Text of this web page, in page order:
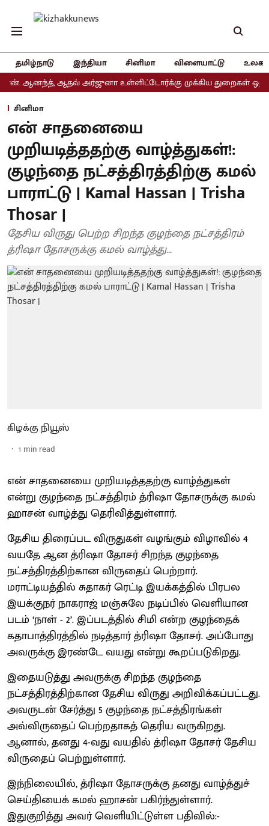
தமிழ்நாடு இந்தியா சினிமா விளையாட்டு
ஆதவ் அர்ஜுனா உள்ளிட்டோர்க்கு முக்கிய துறைகள் ஒதுக்கீடு
சினிமா
என் சாதனையை
முறியடித்ததற்கு வாழ்த்துகள்!:
குழந்தை நட்சத்திரத்திற்கு கமல்
பாராட்டு | Kamal Hassan | Trisha
Thosar |
தேசிய விருது பெற்ற சிறந்த குழந்தை நட்சத்திரம்
த்ரிஷா தோசருக்கு கமல் வாழ்த்து...
கிழக்கு நியூஸ்
1 min read
என் சாதனையை முறியடித்ததற்கு வாழ்த்துகள்
என்று குழந்தை நட்சத்திரம் த்ரிஷா தோசருக்கு கமல்
ஹாசன் வாழ்த்து தெரிவித்துள்ளார்.
தேசிய திரைப்பட விருதுகள் வழங்கும் விழாவில் 4
வயதே ஆன த்ரிஷா தோசர் சிறந்த குழந்தை
நட்சத்திரத்திற்கான விருதைப் பெற்றார்.
மராட்டியத்தில் சுதாகர் ரெட்டி இயக்கத்தில் பிரபல
இயக்குநர் நாகராஜ் மஞ்சுலே நடிப்பில் வெளியான
படம் ‘நாள் - 2’. இப்படத்தில் சிமி என்ற குழந்தைக்
கதாபாத்திரத்தில் நடித்தார் த்ரிஷா தோசர். அப்போது
அவருக்கு இரண்டே வயது என்று கூறப்படுகிறது.
இதையடுத்து அவருக்கு சிறந்த குழந்தை
நட்சத்திரத்திற்கான தேசிய விருது அறிவிக்கப்பட்டது.
அவருடன் சேர்த்து 5 குழந்தை நட்சத்திரங்கள்
அவ்விருதைப் பெற்றதாகத் தெரிய வருகிறது.
ஆனால், தனது 4-வது வயதில் த்ரிஷா தோசர் தேசிய
விருதைப் பெற்றுள்ளார்.
இந்நிலையில், த்ரிஷா தோசருக்கு தனது வாழ்த்துச்
செய்தியைக் கமல் ஹாசன் பகிர்ந்துள்ளார்.
இதுகுறித்து அவர் வெளியிட்டுள்ள பதிவில்:-